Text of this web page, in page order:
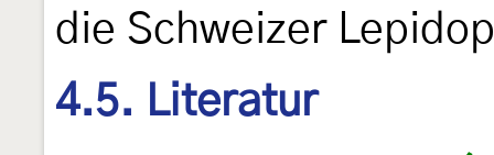
die Schweizer
4.5. Literatur